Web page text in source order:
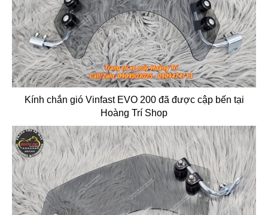
Kính chắn gió Vinfast EVO 200 đã được cập bến tại
Hoàng Trí Shop